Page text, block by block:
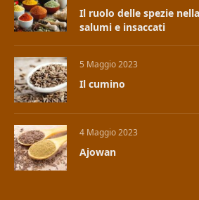
Il ruolo delle spezie
salumi e insaccati
5 Maggio 2023
Il cumino
4 Maggio 2023
Ajowan